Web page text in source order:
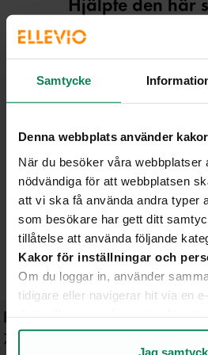
Samtycke
Denna webbplats använder kakor
När du besöker våra
nödvändiga för att webbplatsen
att vi ska få använda andra typer
som besökare har gett ditt
tillåtelse att använda följande
Kakor för inställningar och
Om du loggar in, använder
tidigare eller navigerar hit via en
upplevelse på webbplatsen och i
Kakor för statistik och analys
Jag
Ja, den här
Information från:
Ellevio AB
Dela:
Läs nästa artikel
70-procentig minskning av